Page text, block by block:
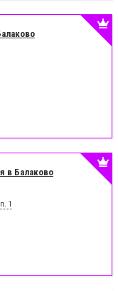
в Балаково
1